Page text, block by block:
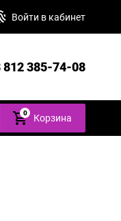
Войти в кабинет
812 385-74-08
0 Корзина